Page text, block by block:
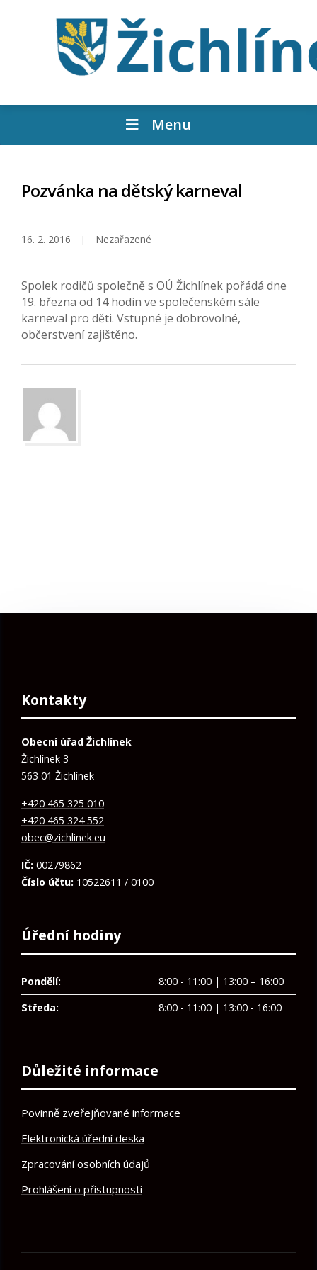
Menu
Pozvánka na dětský karneval
16. 2. 2016 Nezařazené
Spolek rodičů společně s OÚ Žichlínek pořádá dne
19. března od 14 hodin ve společenském sále
karneval pro děti. Vstupné je dobrovolné,
občerstvení zajištěno.
Kontakty
Obecní úřad Žichlínek
Žichlínek 3
563 01 Žichlínek
+420 465 325 010
+420 465 324 552
obec@zichlinek.eu
IČ: 00279862
Číslo účtu: 10522611 / 0100
Úřední hodiny
Pondělí:
8:00 - 11:00 | 13:00 – 16:00
Středa:
8:00 - 11:00 | 13:00 - 16:00
Důležité informace
Povinně zveřejňované informace
Elektronická úřední deska
Zpracování osobních údajů
Prohlášení o přístupnosti